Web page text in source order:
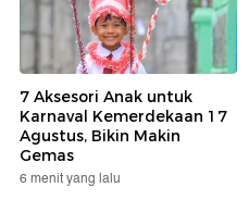
7 Aksesori Anak untuk
Karnaval Kemerdekaan 17
Agustus, Bikin Makin
Gemas
6 menit yang lalu